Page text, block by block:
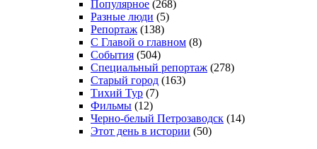
Популярное (268)
Разные люди (5)
Репортаж (138)
С Главой о главном (8)
События (504)
Специальный репортаж (278)
Старый город (163)
Тихий Тур (7)
Фильмы (12)
Черно-белый Петрозаводск (14)
Этот день в истории (50)